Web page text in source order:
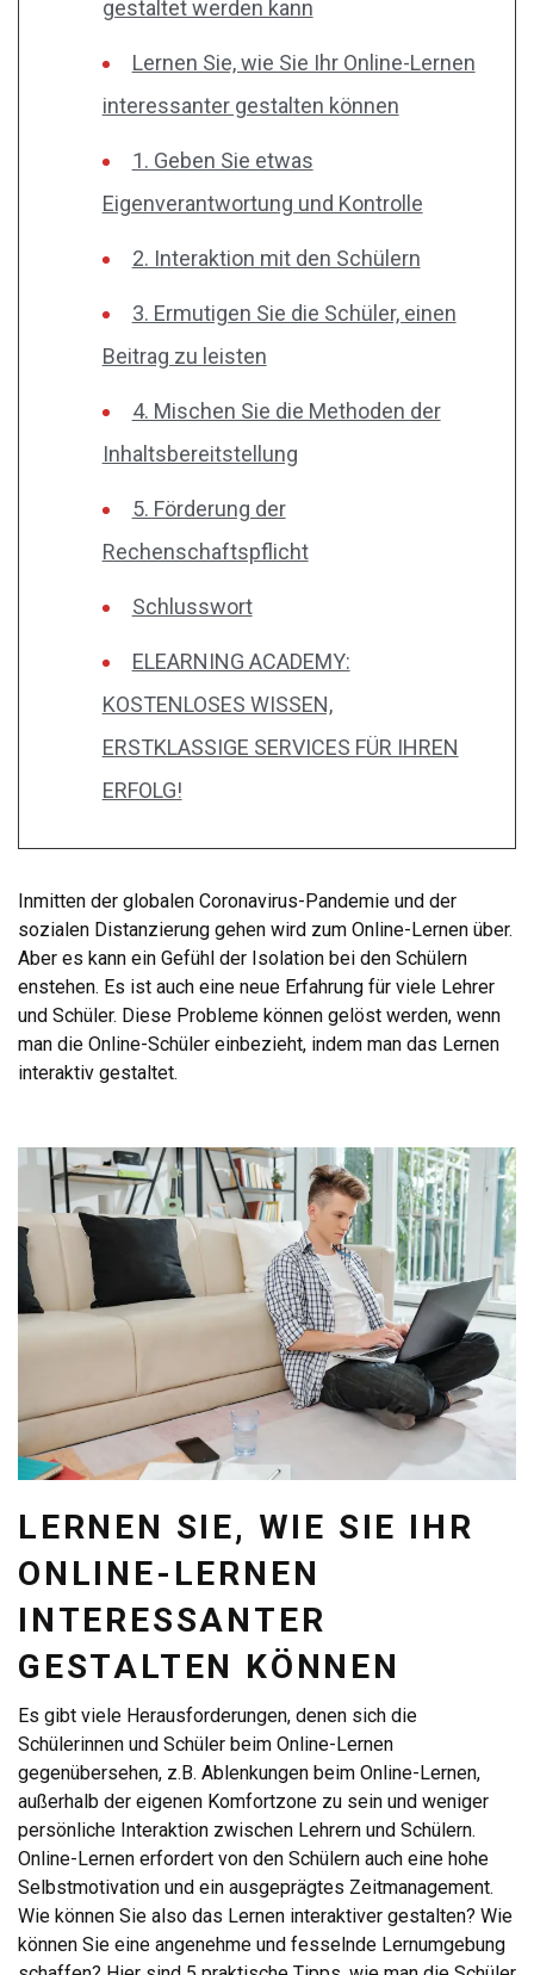
gestaltet werden kann
Lernen Sie, wie Sie Ihr Online-Lernen
interessanter gestalten können
1. Geben Sie etwas
Eigenverantwortung und Kontrolle
2. Interaktion mit den Schülern
3. Ermutigen Sie die Schüler, einen
Beitrag zu leisten
4. Mischen Sie die Methoden der
Inhaltsbereitstellung
5. Förderung der
Rechenschaftspflicht
Schlusswort
ELEARNING ACADEMY:
KOSTENLOSES WISSEN,
ERSTKLASSIGE SERVICES FÜR IHREN
ERFOLG!
Inmitten der globalen Coronavirus-Pandemie und der
sozialen Distanzierung gehen wird zum Online-Lernen über.
Aber es kann ein Gefühl der Isolation bei den Schülern
enstehen. Es ist auch eine neue Erfahrung für viele Lehrer
und Schüler. Diese Probleme können gelöst werden, wenn
man die Online-Schüler einbezieht, indem man das Lernen
interaktiv gestaltet.
LERNEN SIE, WIE SIE IHR
ONLINE-LERNEN
INTERESSANTER
GESTALTEN KÖNNEN
Es gibt viele Herausforderungen, denen sich die
Schülerinnen und Schüler beim Online-Lernen
gegenübersehen, z.B. Ablenkungen beim Online-Lernen,
außerhalb der eigenen Komfortzone zu sein und weniger
persönliche Interaktion zwischen Lehrern und Schülern.
Online-Lernen erfordert von den Schülern auch eine hohe
Selbstmotivation und ein ausgeprägtes Zeitmanagement.
Wie können Sie also das Lernen interaktiver gestalten? Wie
können Sie eine angenehme und fesselnde Lernumgebung